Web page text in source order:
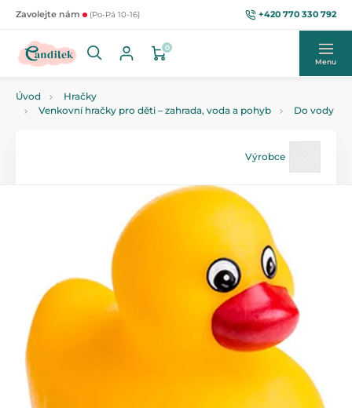
Zavolejte nám (Po-Pá 10-16) +420 770 330 792
0
Menu
Úvod
Hračky
Venkovní hračky pro děti – zahrada, voda a pohyb
Do vody
Výrobce